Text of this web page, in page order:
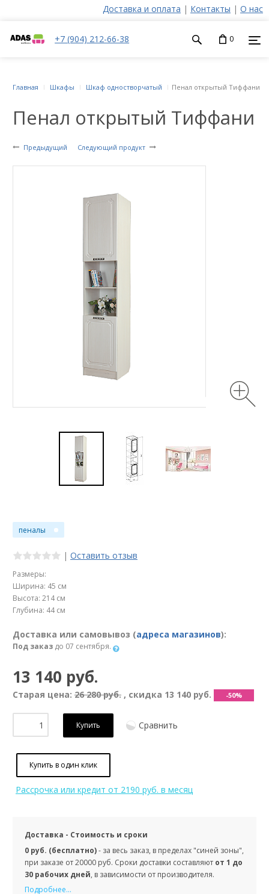
Доставка и оплата | Контакты | О нас
+7 (904) 212-66-38 0
Пенал открытый Тиффани
Предыдущий Следующий продукт
Главная Шкафы Шкаф одностворчатый Пенал открытый Тиффани
пеналы
| Оставить отзыв
Размеры:
Ширина: 45 см
Высота: 214 см
Глубина: 44 см
Доставка или самовывоз (адреса магазинов):
Под заказ до 07 сентября.
13 140 руб.
Старая цена: 26 280 руб. , скидка 13 140 руб. -50%
Купить Сравнить
Купить в один клик
Рассрочка или кредит от 2190 руб. в месяц
Доставка - Стоимость и сроки
0 руб. (бесплатно)- за весь заказ, в пределах "синей зоны",
при заказе от 20000 руб. Сроки доставки составляют от 1 до
30 рабочих дней, в зависимости от производителя.
Подробнее...